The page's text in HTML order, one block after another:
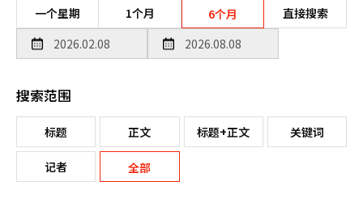
一个星期 1个月 6个月 直接搜索
搜索范围
标题 正文 标题+正文 关键词
记者 全部